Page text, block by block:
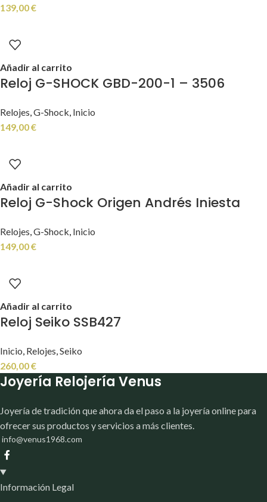
139,00€
Añadir al carrito
Reloj G-SHOCK GBD-200-1 – 3506
Relojes,G-Shock, Inicio
149,00€
Añadir al carrito
Reloj G-Shock Origen Andrés Iniesta
Relojes,G-Shock, Inicio
149,00€
Añadir al carrito
Reloj Seiko SSB427
Inicio, Relojes,Seiko
260,00€
Joyería Relojería Venus
Joyería de tradición que ahora da el paso a la joyería online para
ofrecer sus productos y servicios a más clientes.
info@venus1968.com
Información Legal